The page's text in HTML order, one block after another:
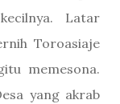
Latar
Toroasiaje
memesona.
yang akrab